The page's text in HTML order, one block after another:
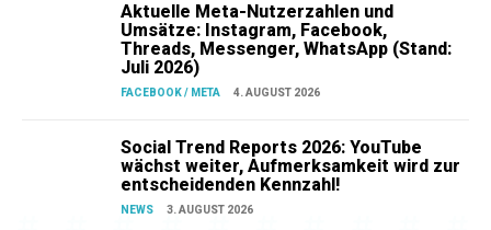
Aktuelle Meta-Nutzerzahlen und
Umsätze: Instagram, Facebook,
Threads, Messenger, WhatsApp (Stand:
Juli 2026)
FACEBOOK / META 4. AUGUST 2026
Social Trend Reports 2026: YouTube
wächst weiter, Aufmerksamkeit wird zur
entscheidenden Kennzahl!
NEWS 3. AUGUST 2026